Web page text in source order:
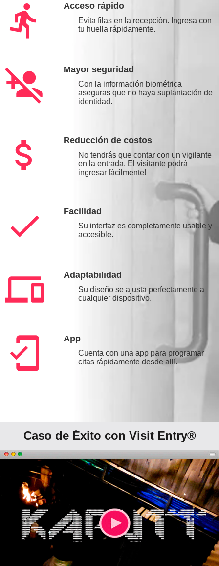
directions_run Acceso rápido
Evita filas en la recepción. Ingresa con
tu huella rápidamente.
person_add_disabled Mayor seguridad
Con la información biométrica
aseguras que no haya suplantación de
identidad.
attach_money Reducción de costos
No tendrás que contar con un vigilante
en la entrada. El visitante podrá
ingresar fácilmente!
check Facilidad
Su interfaz es completamente usable y
accesible.
phonelink Adaptabilidad
Su diseño se ajusta perfectamente a
cualquier dispositivo.
mobile_friendly App
Cuenta con una app para programar
citas rápidamente desde allí.
Caso de Éxito con Visit Entry®